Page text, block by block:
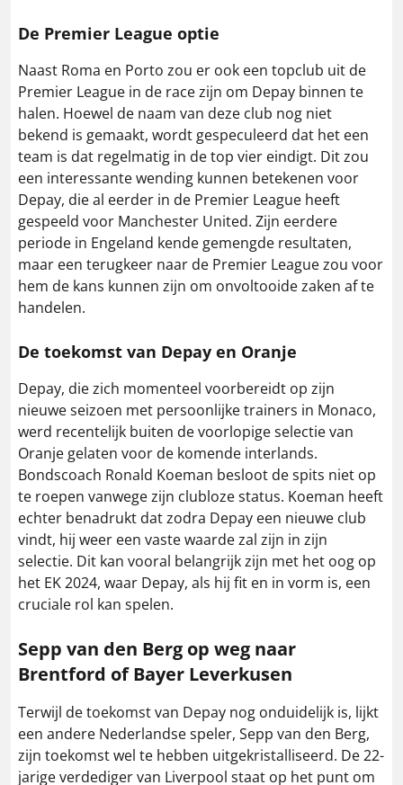
De Premier League optie
Naast Roma en Porto zou er ook een topclub uit de
Premier League in de race zijn om Depay binnen te
halen. Hoewel de naam van deze club nog niet
bekend is gemaakt, wordt gespeculeerd dat het een
team is dat regelmatig in de top vier eindigt. Dit zou
een interessante wending kunnen betekenen voor
Depay, die al eerder in de Premier League heeft
gespeeld voor Manchester United. Zijn eerdere
periode in Engeland kende gemengde resultaten,
maar een terugkeer naar de Premier League zou voor
hem de kans kunnen zijn om onvoltooide zaken af te
handelen​.
De toekomst van Depay en Oranje
Depay, die zich momenteel voorbereidt op zijn
nieuwe seizoen met persoonlijke trainers in Monaco,
werd recentelijk buiten de voorlopige selectie van
Oranje gelaten voor de komende interlands.
Bondscoach Ronald Koeman besloot de spits niet op
te roepen vanwege zijn clubloze status. Koeman heeft
echter benadrukt dat zodra Depay een nieuwe club
vindt, hij weer een vaste waarde zal zijn in zijn
selectie. Dit kan vooral belangrijk zijn met het oog op
het EK 2024, waar Depay, als hij fit en in vorm is, een
cruciale rol kan spelen​.
Sepp van den Berg op weg naar
Brentford of Bayer Leverkusen
Terwijl de toekomst van Depay nog onduidelijk is, lijkt
een andere Nederlandse speler, Sepp van den Berg,
zijn toekomst wel te hebben uitgekristalliseerd. De 22-
jarige verdediger van Liverpool staat op het punt om